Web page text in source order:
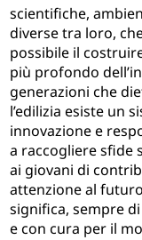
scientifiche,
diverse tra loro,
possibile il
più profondo
generazioni che
l’edilizia esiste un
innovazione e
a raccogliere sfide
ai giovani di
attenzione al
significa, sempre
e con cura per il